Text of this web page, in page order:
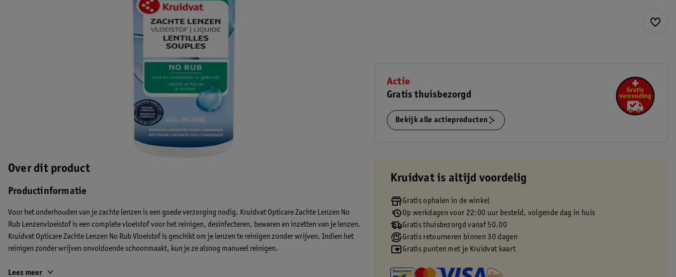
Over dit product
Productinformatie
Voor het onderhouden van je zachte lenzen is een goede verzorging nodig. Kruidvat Opticare Zachte Lenzen No
Rub Lenzenvloeistof is een complete vloeistof voor het reinigen, desinfecteren, bewaren en inzetten van je lenzen.
Kruidvat Opticare Zachte Lenzen No Rub Vloeistof is geschikt om je lenzen te reinigen zonder wrijven. Indien het
reinigen zonder wrijven onvoldoende schoonmaakt, kun je ze alsnog manueel reinigen.
Hoe gebruik je Kruidvat Opticare No Rub All-in-One Lenzenvloeistof voor Zachte Lenzen?
Lees meer
Actie
Gratis thuisbezorgd
Bekijk alle actieproducten
Kruidvat is altijd voordelig
Gratis ophalen in de winkel
Op werkdagen voor 22:00 uur besteld, volgende dag in huis
Gratis thuisbezorgd vanaf 50.00
Gratis retourneren binnen 30 dagen
Gratis punten met je Kruidvat kaart